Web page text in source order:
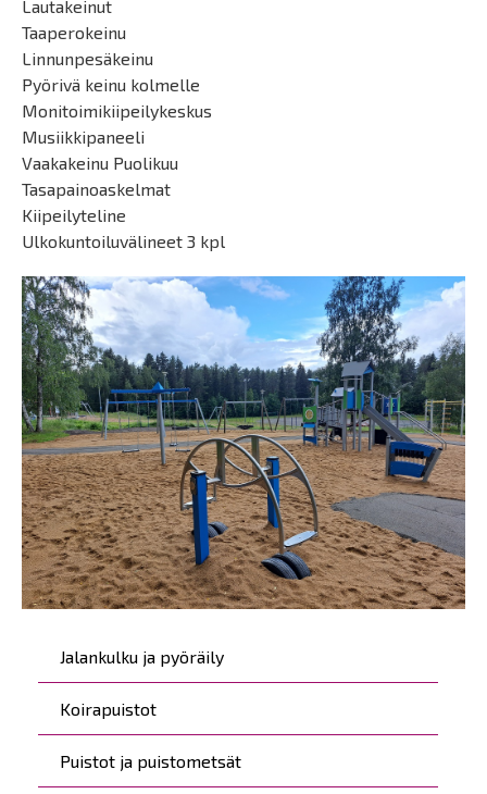
Päävalikko
Jalankulku ja pyöräily
Koirapuistot
Puistot ja puistometsät
Lautakeinut
Taaperokeinu
Linnunpesäkeinu
Pyörivä keinu kolmelle
Monitoimikiipeilykeskus
Musiikkipaneeli
Vaakakeinu Puolikuu
Tasapainoaskelmat
Kiipeilyteline
Ulkokuntoiluvälineet 3 kpl